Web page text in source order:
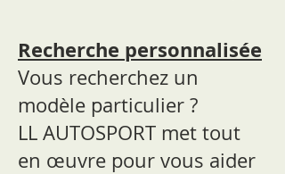
Recherche personnalisée
Vous recherchez un
modèle particulier ?
LL AUTOSPORT met tout
en œuvre pour vous aider